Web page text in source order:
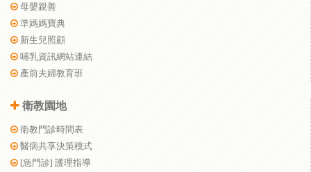
母嬰親善
準媽媽寶典
新生兒照顧
哺乳資訊網站連結
產前夫婦教育班
衛教園地
衛教門診時間表
醫病共享決策模式
[急門診] 護理指導